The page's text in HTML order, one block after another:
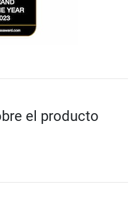
el producto